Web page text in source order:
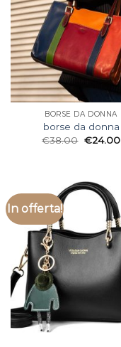
BORSE DA DONNA
borse da donna
€38.00 €24.00
In offerta!